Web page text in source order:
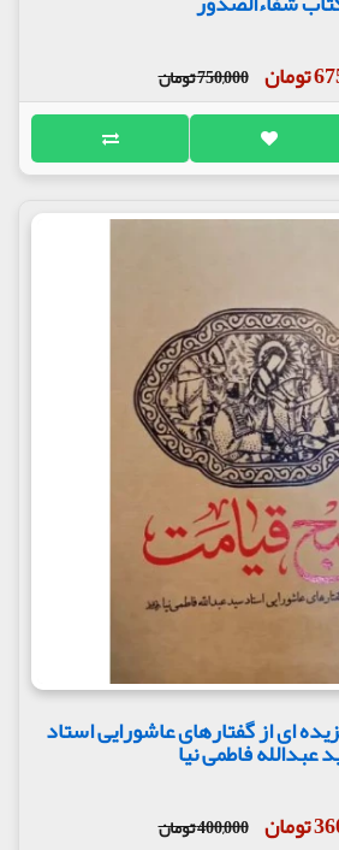
750,000 تومان
ای از گفتارهای عاشورایی استاد
عبدالله فاطمی نیا
400,000 تومان